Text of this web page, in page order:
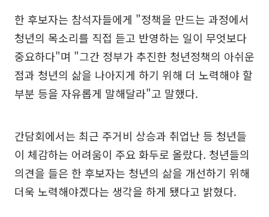
한 후보자는 참석자들에게 "정책을 만드는 과정에서
청년의 목소리를 직접 듣고 반영하는 일이 무엇보다
중요하다"며 "그간 정부가 추진한 청년정책의 아쉬운
점과 청년의 삶을 나아지게 하기 위해 더 노력해야 할
부분 등을 자유롭게 말해달라"고 말했다.
간담회에서는 최근 주거비 상승과 취업난 등 청년들
이 체감하는 어려움이 주요 화두로 올랐다. 청년들의
의견을 들은 한 후보자는 청년의 삶을 개선하기 위해
더욱 노력해야겠다는 생각을 하게 됐다고 밝혔다.